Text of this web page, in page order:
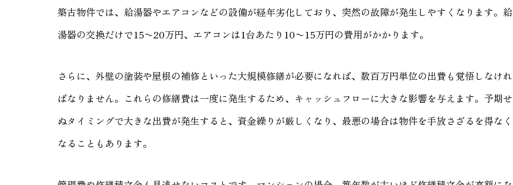
築古物件では、給湯器やエアコンなどの設備が経年劣化しており、突然の故障が発生しやすくなります。給
湯器の交換だけで15〜20万円、エアコンは1台あたり10〜15万円の費用がかかります。
さらに、外壁の塗装や屋根の補修といった大規模修繕が必要になれば、数百万円単位の出費も覚悟しなけれ
ばなりません。これらの修繕費は一度に発生するため、キャッシュフローに大きな影響を与えます。予期せ
ぬタイミングで大きな出費が発生すると、資金繰りが厳しくなり、最悪の場合は物件を手放さざるを得なく
なることもあります。